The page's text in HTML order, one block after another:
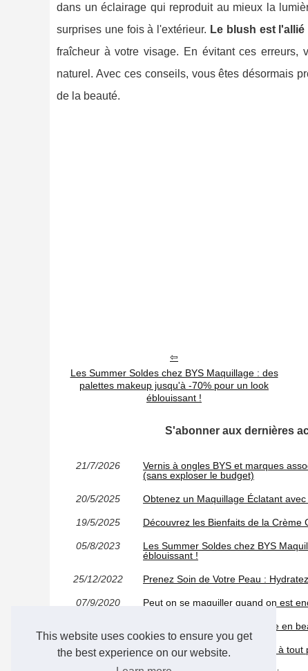
This website uses cookies to ensure you get
the best experience on our website.
dans un éclairage qui reproduit au mieux la
surprises une fois à l'extérieur. Le blush est
fraîcheur à votre visage. En évitant ces erreurs,
naturel. Avec ces conseils, vous êtes désormais
de la beauté.
Les Summer Soldes chez BYS Maquillage : des
palettes makeup jusqu'à -70% pour un look
éblouissant !
S'abonner aux dernières
21/7/2026
Vernis à ongles BYS et marques
(sans exploser le budget)
20/5/2025 Obtenez un Maquillage Éclatant
19/5/2025 Découvrez les Bienfaits de la Crème
05/8/2023
Les Summer Soldes chez BYS
éblouissant !
25/12/2022 Prenez Soin de Votre Peau :
07/9/2020 Peut on se maquiller quand on est
Les accessoires pour une mise en
19/11/2019 Tout le bonheur du maquillage à